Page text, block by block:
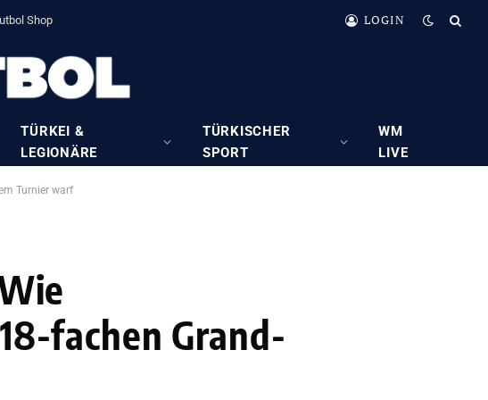
Shop LOGIN
TÜRKEI &
LEGIONÄRE
TÜRKISCHER
SPORT
WM
LIVE
Turnier warf
fachen Grand-